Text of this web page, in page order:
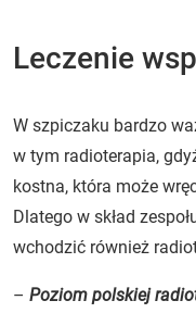
Leczenie
W szpiczaku bardzo
w tym radioterapia,
kostna, która może
Dlatego w skład
wchodzić również
– Poziom polskiej